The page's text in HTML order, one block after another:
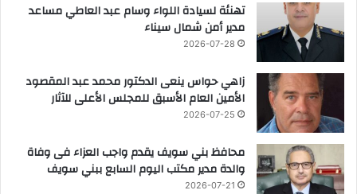
تهنئة لسيادة اللواء وسام عبد العاطي مساعد
مدير أمن شمال سيناء
2026-07-28
زاهي حواس ينعى الدكتور محمد عبد المقصود
الأمين العام الأسبق للمجلس الأعلى للآثار
2026-07-25
محافظ بني سويف يقدم واجب العزاء فى وفاة
والدة مدير مكتب اليوم السابع ببني سويف
2026-07-21